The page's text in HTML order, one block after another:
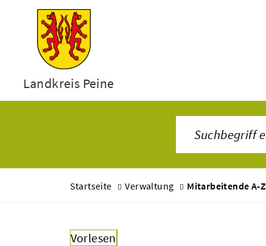
Landkreis Peine
Startseite Verwaltung Mitarbeitende A-Z
Vorlesen